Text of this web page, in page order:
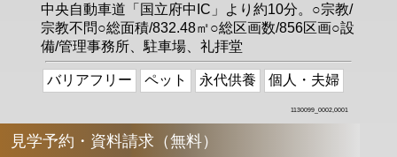
中央自動車道「国立府中IC」より約10分。○宗教/
宗教不問○総面積/832.48㎡○総区画数/856区画○設
備/管理事務所、駐車場、礼拝堂
バリアフリー ペット 永代供養 個人・夫婦
1130099_0002,0001
見学予約・資料請求（無料）